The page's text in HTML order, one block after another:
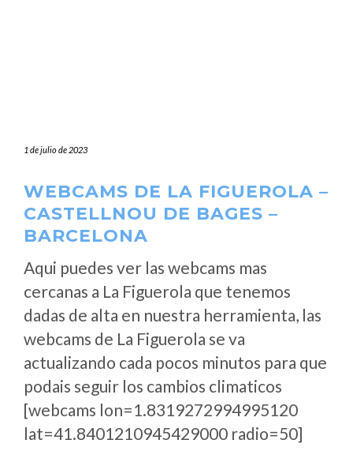
1 de julio de 2023
WEBCAMS DE LA FIGUEROLA –
CASTELLNOU DE BAGES –
BARCELONA
Aqui puedes ver las webcams mas
cercanas a La Figuerola que tenemos
dadas de alta en nuestra herramienta, las
webcams de La Figuerola se va
actualizando cada pocos minutos para que
podais seguir los cambios climaticos
[webcams lon=1.8319272994995120
lat=41.8401210945429000 radio=50]